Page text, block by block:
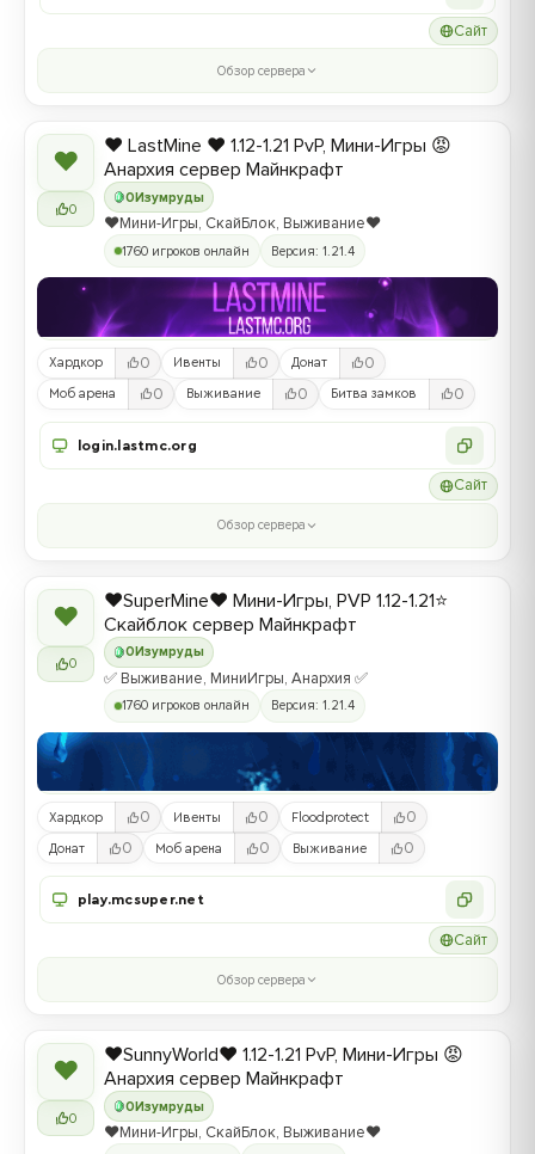
Сайт
Обзор сервера
❤
0
0Изумруды
❤️ LastMine ❤️ 1.12-1.21 PvP, Мини-Игры 😡
Анархия сервер Майнкрафт
❤️Мини-Игры, СкайБлок, Выживание❤️
1760 игроков онлайн Версия: 1.21.4
Хардкор 0 Ивенты 0 Донат 0
Моб арена 0 Выживание 0 Битва замков 0
login.lastmc.org
Сайт
Обзор сервера
❤
0
0 Изумруды
❤️SuperMine❤️ Мини-Игры, PVP 1.12-1.21⭐
Скайблок сервер Майнкрафт
✅ Выживание, МиниИгры, Анархия ✅
1760 игроков онлайн Версия: 1.21.4
Хардкор 0 Ивенты 0 Floodprotect 0
Донат 0 Моб арена 0 Выживание 0
play.mcsuper.net
Сайт
Обзор сервера
❤
0
0Изумруды
❤️SunnyWorld❤️ 1.12-1.21 PvP, Мини-Игры 😡
Анархия сервер Майнкрафт
❤️Мини-Игры, СкайБлок, Выживание❤️